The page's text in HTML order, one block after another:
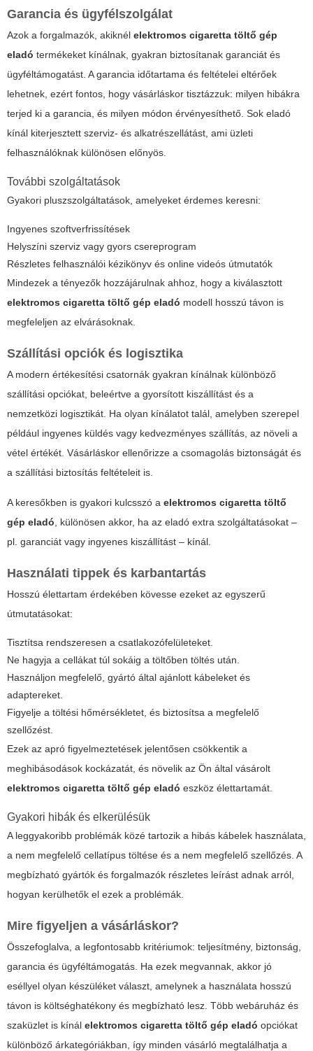
Garancia és ügyfélszolgálat
Azok a forgalmazók, akiknél elektromos cigaretta töltő gép
eladó termékeket kínálnak, gyakran biztosítanak garanciát és
ügyféltámogatást. A garancia időtartama és feltételei eltérőek
lehetnek, ezért fontos, hogy vásárláskor tisztázzuk: milyen hibákra
terjed ki a garancia, és milyen módon érvényesíthető. Sok eladó
kínál kiterjesztett szerviz- és alkatrészellátást, ami üzleti
felhasználóknak különösen előnyös.
További szolgáltatások
Gyakori pluszszolgáltatások, amelyeket érdemes keresni:
Ingyenes szoftverfrissítések
Helyszíni szerviz vagy gyors csereprogram
Részletes felhasználói kézikönyv és online videós útmutatók
Mindezek a tényezők hozzájárulnak ahhoz, hogy a kiválasztott
elektromos cigaretta töltő gép eladó modell hosszú távon is
megfeleljen az elvárásoknak.
Szállítási opciók és logisztika
A modern értékesítési csatornák gyakran kínálnak különböző
szállítási opciókat, beleértve a gyorsított kiszállítást és a
nemzetközi logisztikát. Ha olyan kínálatot talál, amelyben szerepel
például ingyenes küldés vagy kedvezményes szállítás, az növeli a
vétel értékét. Vásárláskor ellenőrizze a csomagolás biztonságát és
a szállítási biztosítás feltételeit is.
A keresőkben is gyakori kulcsszó a elektromos cigaretta töltő
gép eladó , különösen akkor, ha az eladó extra szolgáltatásokat –
pl. garanciát vagy ingyenes kiszállítást – kínál.
Használati tippek és karbantartás
Hosszú élettartam érdekében kövesse ezeket az egyszerű
útmutatásokat:
Tisztítsa rendszeresen a csatlakozófelületeket.
Ne hagyja a cellákat túl sokáig a töltőben töltés után.
Használjon megfelelő, gyártó által ajánlott kábeleket és
adaptereket.
Figyelje a töltési hőmérsékletet, és biztosítsa a megfelelő
szellőzést.
Ezek az apró figyelmeztetések jelentősen csökkentik a
meghibásodások kockázatát, és növelik az Ön által vásárolt
elektromos cigaretta töltő gép eladó eszköz élettartamát.
Gyakori hibák és elkerülésük
A leggyakoribb problémák közé tartozik a hibás kábelek használata,
a nem megfelelő cellatípus töltése és a nem megfelelő szellőzés. A
megbízható gyártók és forgalmazók részletes leírást adnak arról,
hogyan kerülhetők el ezek a problémák.
Mire figyeljen a vásárláskor?
Összefoglalva, a legfontosabb kritériumok: teljesítmény, biztonság,
garancia és ügyféltámogatás. Ha ezek megvannak, akkor jó
eséllyel olyan készüléket választ, amelynek a használata hosszú
távon is költséghatékony és megbízható lesz. Több webáruház és
szaküzlet is kínál elektromos cigaretta töltő gép eladó opciókat
különböző árkategóriákban, így minden vásárló megtalálhatja a